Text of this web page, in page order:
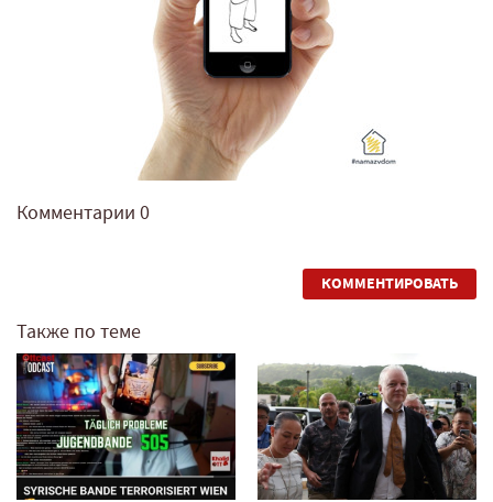
Комментарии 0
КОММЕНТИРОВАТЬ
Также по теме